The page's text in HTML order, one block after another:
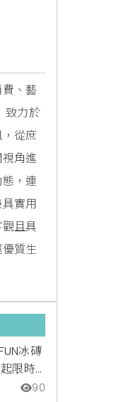
、藝
致力於
從庶
角進
，連
實用
且具
質生
冰磚
限時
泡水90